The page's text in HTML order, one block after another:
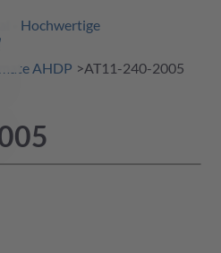
- Hochwertige
AHDP AT11-240-2005